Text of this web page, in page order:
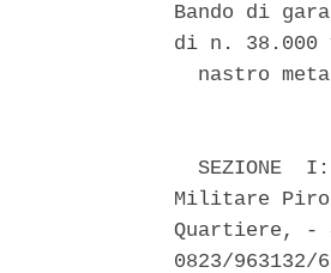
Bando di
di n. 38.000
nastro
SEZIONE
Militare
Quartiere, -
0823/